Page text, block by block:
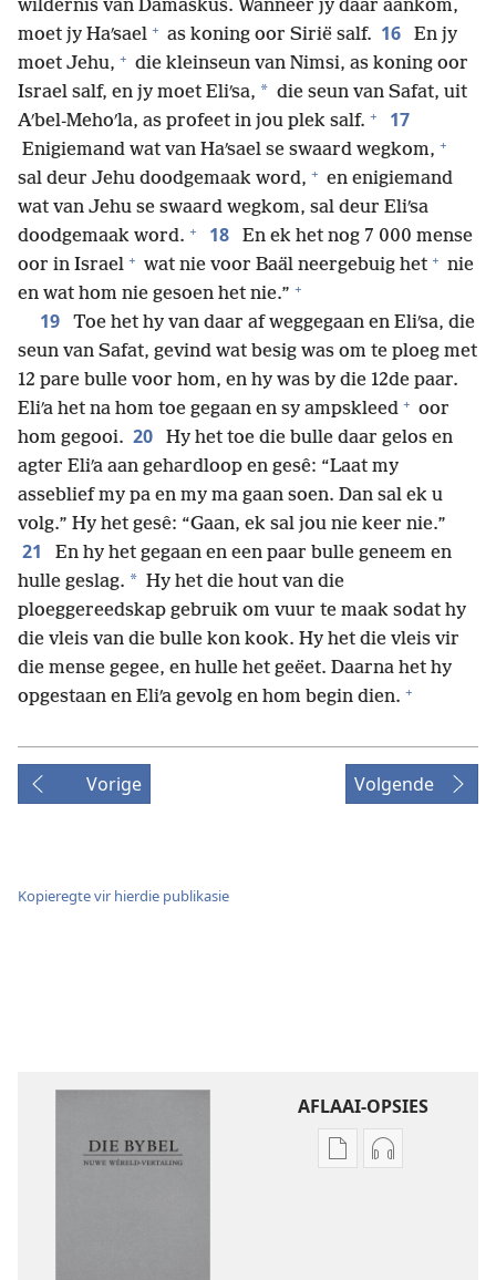
wildernis van Damaskus. Wanneer jy daar aankom,
moet jy Haʹsael + as koning oor Sirië salf. 16
En jy
moet Jehu, + die kleinseun van Nimsi, as koning oor
Israel salf, en jy moet Eliʹsa, * die seun van Safat, uit
Aʹbel-Mehoʹla, as profeet in jou plek salf. + 17
Enigiemand wat van Haʹsael se swaard wegkom, +
sal deur Jehu doodgemaak word, + en enigiemand
wat van Jehu se swaard wegkom, sal deur Eliʹsa
doodgemaak word. + 18
En ek het nog 7 000 mense
oor in Israel + wat nie voor Baäl neergebuig het + nie
en wat hom nie gesoen het nie.” +
19
Toe het hy van daar af weggegaan en Eliʹsa, die
seun van Safat, gevind wat besig was om te ploeg met
12 pare bulle voor hom, en hy was by die 12de paar.
Eliʹa het na hom toe gegaan en sy ampskleed + oor
hom gegooi. 20
Hy het toe die bulle daar gelos en
agter Eliʹa aan gehardloop en gesê: “Laat my
asseblief my pa en my ma gaan soen. Dan sal ek u
volg.” Hy het gesê: “Gaan, ek sal jou nie keer nie.”
21
En hy het gegaan en een paar bulle geneem en
hulle geslag. * Hy het die hout van die
ploeggereedskap gebruik om vuur te maak sodat hy
die vleis van die bulle kon kook. Hy het die vleis vir
die mense gegee, en hulle het geëet. Daarna het hy
opgestaan en Eliʹa gevolg en hom begin dien. +
Vorige Volgende
Kopieregte vir hierdie publikasie
AFLAAI-OPSIES
Aflaai-Aflaai-